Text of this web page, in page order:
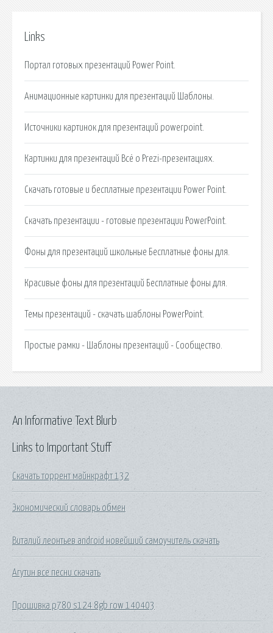
Links
Портал готовых презентаций Power Point.
Анимационные картинки для презентаций Шаблоны.
Источники картинок для презентаций powerpoint.
Картинки для презентаций Всё о Prezi-презентациях.
Скачать готовые и бесплатные презентации Power Point.
Скачать презентации - готовые презентации PowerPoint.
Фоны для презентаций школьные Бесплатные фоны для.
Красивые фоны для презентаций Бесплатные фоны для.
Темы презентаций - скачать шаблоны PowerPoint.
Простые рамки - Шаблоны презентаций - Сообщество.
Links to Important Stuff
Скачать торрент майнкрафт 132
Экономический словарь обмен
Виталий леонтьев android новейший самоучитель скачать
Агутин все песни скачать
Прошивка p780 s124 8gb row 140403
An Informative Text Blurb